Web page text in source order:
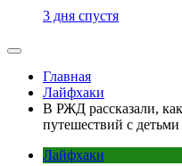
3 дня спустя
Главная
Лайфхаки
В РЖД рассказали,
путешествий с детьми
Лайфхаки